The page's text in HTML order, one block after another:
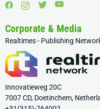
Corporate & Media
Realtimes - Publishing
Innovatieweg 20C
7007 CD, Doetinchem,